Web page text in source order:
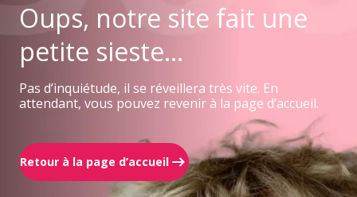
Oups, notre site fait une
petite sieste...
Pas d’inquiétude, il se réveillera très vite. En
attendant, vous pouvez revenir à la page d’accueil.
Retour à la page d’accueil